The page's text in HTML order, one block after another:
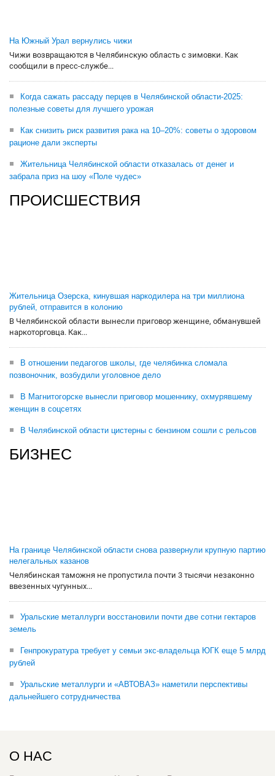
На Южный Урал вернулись чижи
Чижи возвращаются в Челябинскую область с зимовки. Как
сообщили в пресс-службе...
Когда сажать рассаду перцев в Челябинской области-2025:
полезные советы для лучшего урожая
Как снизить риск развития рака на 10–20%: советы о здоровом
рационе дали эксперты
Жительница Челябинской области отказалась от денег и
забрала приз на шоу «Поле чудес»
ПРОИСШЕСТВИЯ
Жительница Озерска, кинувшая наркодилера на три миллиона
рублей, отправится в колонию
В Челябинской области вынесли приговор женщине, обманувшей
наркоторговца. Как...
В отношении педагогов школы, где челябинка сломала
позвоночник, возбудили уголовное дело
В Магнитогорске вынесли приговор мошеннику, охмурявшему
женщин в соцсетях
В Челябинской области цистерны с бензином сошли с рельсов
БИЗНЕС
На границе Челябинской области снова развернули крупную партию
нелегальных казанов
Челябинская таможня не пропустила почти 3 тысячи незаконно
ввезенных чугунных...
Уральские металлурги восстановили почти две сотни гектаров
земель
Генпрокуратура требует у семьи экс-владельца ЮГК еще 5 млрд
рублей
Уральские металлурги и «АВТОВАЗ» наметили перспективы
дальнейшего сотрудничества
О НАС